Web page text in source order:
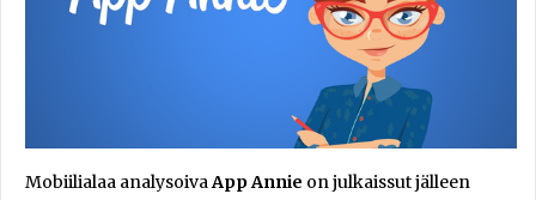
Mobiilialaa analysoiva App Annie on julkaissut jälleen